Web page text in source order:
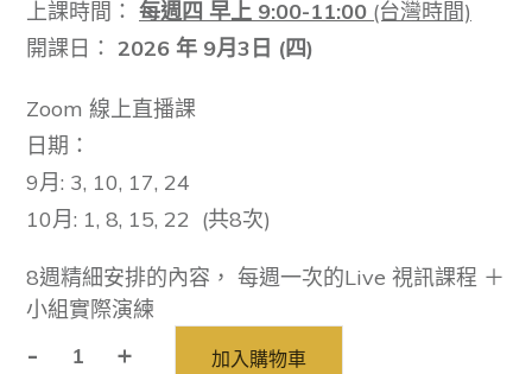
價
NT$9,800。
價
上課時間： 每週四 早上 9:00-11:00 (台灣時間)
開課日： 2026 年 9月3日 (四)
Zoom 線上直播課
日期：
9月: 3, 10, 17, 24
10月: 1, 8, 15, 22 (共8次)
8週精細安排的內容， 每週一次的Live 視訊課程 ＋
小組實際演練
- + 加入購物車